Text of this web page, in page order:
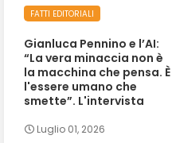
FATTI EDITORIALI
Gianluca Pennino e l’AI:
“La vera minaccia non è
la macchina che pensa. È
l'essere umano che
smette”. L'intervista
Luglio 01, 2026